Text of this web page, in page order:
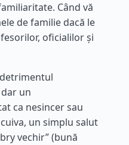
Când vă
de familie dacă le
oficialilor și
un
ca nesincer sau
un simplu salut
vechir” (bună